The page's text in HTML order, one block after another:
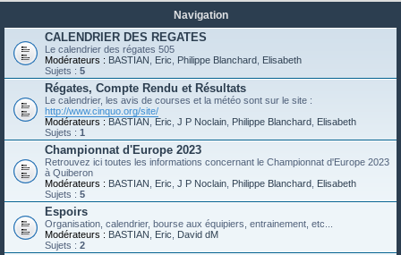
Navigation
CALENDRIER DES REGATES
Le calendrier des régates 505
Modérateurs : BASTIAN Eric Philippe Blanchard Elisabeth
Sujets : 5
Régates, Compte Rendu et Résultats
Le calendrier, les avis de courses et la météo sont sur le site :
http://www.cinquo.org/site/
Modérateurs : BASTIAN Eric J P Noclain Philippe Blanchard Elisabeth
Sujets : 1
Championnat d'Europe 2023
Retrouvez ici toutes les informations concernant le Championnat d'Europe 2023
à Quiberon
Modérateurs : BASTIAN Eric J P Noclain Philippe Blanchard Elisabeth
Sujets : 5
Espoirs
Organisation, calendrier, bourse aux équipiers, entrainement, etc...
Modérateurs : BASTIAN Eric
David dM
Sujets : 2